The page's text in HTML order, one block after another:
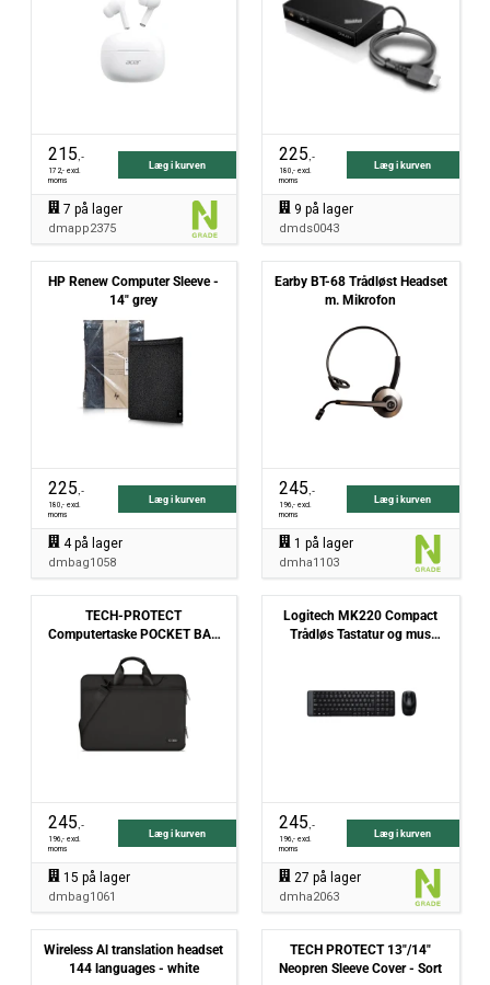
215,-
172,- excl.
moms
Læg i kurven
7 på lager
dmapp2375
225,-
180,- excl.
moms
Læg i kurven
9 på lager
dmds0043
HP Renew Computer Sleeve -
14" grey
225,-
180,- excl.
moms
Læg i kurven
4på lager
dmbag1058
Earby BT-68 Trådløst Headset
m. Mikrofon
245,-
196,- excl.
moms
Læg i kurven
1 på lager
dmha1103
TECH-PROTECT
Computertaske POCKET BAG
laptop - 13" og 14" - sort
245,-
196,- excl.
moms
Læg i kurven
15 på lager
dmbag1061
Logitech MK220 Compact
Trådløs Tastatur og mus
245,-
196,- excl.
moms
Læg i kurven
27 på lager
dmha2063
Wireless Al translation headset
144 languages - white
TECH PROTECT 13"/14"
Neopren Sleeve Cover - Sort